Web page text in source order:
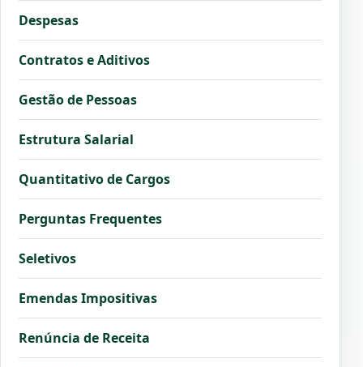
Despesas
Contratos e Aditivos
Gestão de Pessoas
Estrutura Salarial
Quantitativo de Cargos
Perguntas Frequentes
Seletivos
Emendas Impositivas
Renúncia de Receita